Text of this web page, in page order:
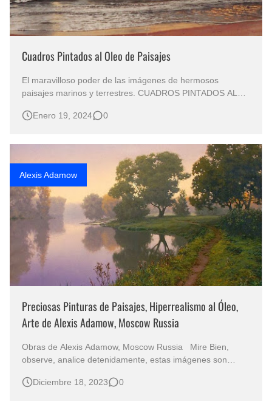
Cuadros Pintados al Oleo de Paisajes
El maravilloso poder de las imágenes de hermosos
paisajes marinos y terrestres. CUADROS PINTADOS AL
Sobre Lienzo Arte en Paisajes al Óleo Cuadros Paisajes al
pinturas de paisajes al óleo s…
Enero 19, 2024 0
Alexis Adamow
Preciosas Pinturas de Paisajes, Hiperrealismo al Óleo,
Arte de Alexis Adamow, Moscow Russia
Obras de Alexis Adamow, Moscow Russia Mire Bien,
observe, analice detenidamente, estas imágenes son
Cuadros de hermosos paisajes campestres y naturistas
Diciembre 18, 2023 0